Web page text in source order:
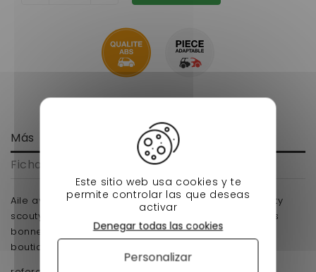
Más
Ficha técnica
Aile avant droite aixam s'adapte sur les modèles city
scouty phase 2 , crossline phase 2 rodaline , de très
bonne qualité prix moins chère chez nessycar vsp
boutique en ligne !!!
Este sitio web usa cookies y te
permite controlar las que deseas
activar
Denegar todas las cookies
Personalizar